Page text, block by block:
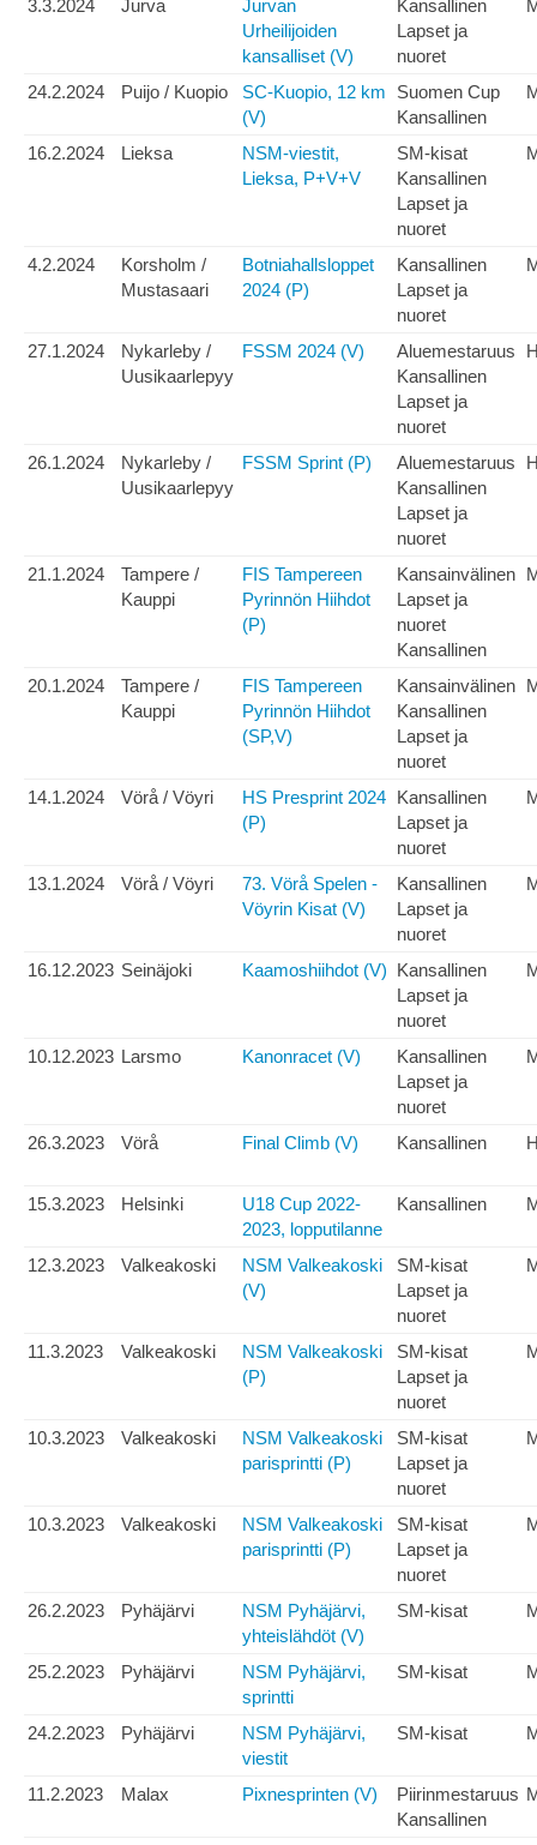
3.3.2024 Jurva
Jurvan
Urheilijoiden
kansalliset (V)
Kansallinen
Lapset ja
nuoret
24.2.2024 Puijo / Kuopio
SC-Kuopio, 12 km
(V)
Suomen Cup
Kansallinen
16.2.2024 Lieksa
NSM-viestit,
Lieksa, P+V+V
SM-kisat
Kansallinen
Lapset ja
nuoret
4.2.2024
Korsholm /
Mustasaari
Botniahallsloppet
2024 (P)
Kansallinen
Lapset ja
nuoret
27.1.2024
Nykarleby /
Uusikaarlepyy
FSSM 2024 (V)
Aluemestaruus
Kansallinen
Lapset ja
nuoret
26.1.2024
Nykarleby /
Uusikaarlepyy
FSSM Sprint (P)
Aluemestaruus
Kansallinen
Lapset ja
nuoret
21.1.2024
Tampere /
Kauppi
FIS Tampereen
Pyrinnön Hiihdot
(P)
Kansainvälinen
Lapset ja
nuoret
Kansallinen
20.1.2024
Tampere /
Kauppi
FIS Tampereen
Pyrinnön Hiihdot
(SP,V)
Kansainvälinen
Kansallinen
Lapset ja
nuoret
14.1.2024 Vörå / Vöyri
HS Presprint 2024
(P)
Kansallinen
Lapset ja
nuoret
13.1.2024 Vörå / Vöyri
73. Vörå Spelen -
Vöyrin Kisat (V)
Kansallinen
Lapset ja
nuoret
16.12.2023 Seinäjoki Kaamoshiihdot (V) Kansallinen
Lapset ja
nuoret
10.12.2023 Larsmo Kanonracet (V)
Kansallinen
Lapset ja
nuoret
26.3.2023 Vörå Final Climb (V) Kansallinen
15.3.2023 Helsinki
U18 Cup 2022-
2023, lopputilanne
Kansallinen
12.3.2023 Valkeakoski
NSM Valkeakoski
(V)
SM-kisat
Lapset ja
nuoret
11.3.2023 Valkeakoski
NSM Valkeakoski
(P)
SM-kisat
Lapset ja
nuoret
10.3.2023 Valkeakoski
NSM Valkeakoski
parisprintti (P)
SM-kisat
Lapset ja
nuoret
10.3.2023 Valkeakoski
NSM Valkeakoski
parisprintti (P)
SM-kisat
Lapset ja
nuoret
26.2.2023 Pyhäjärvi
NSM Pyhäjärvi,
yhteislähdöt (V)
SM-kisat
25.2.2023 Pyhäjärvi
NSM Pyhäjärvi,
sprintti
SM-kisat
24.2.2023 Pyhäjärvi
NSM Pyhäjärvi,
viestit
SM-kisat
11.2.2023 Malax Pixnesprinten (V)
Piirinmestaruus
Kansallinen